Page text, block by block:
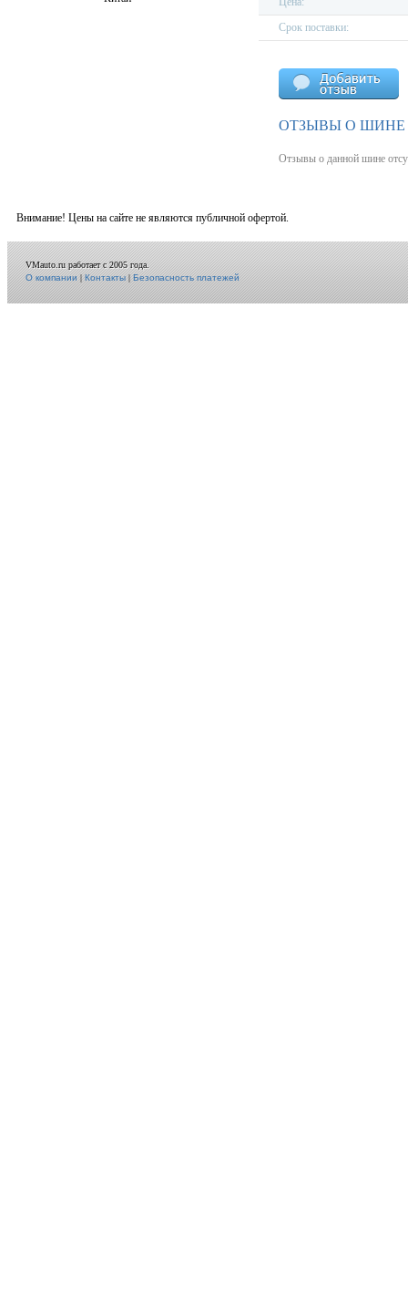
Срок поставки:
ОТЗЫВЫ О ШИНЕ
Отзывы о данной шине
Внимание! Цены на сайте не являются публичной офертой.
VMauto.ru работает с 2005 года.
О компании|Контакты|Безопасность платежей